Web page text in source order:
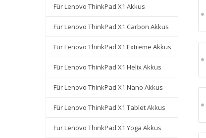
Für Lenovo ThinkPad X1 Akkus
Für Lenovo ThinkPad X1 Carbon Akkus
Für Lenovo ThinkPad X1 Extreme Akkus
Für Lenovo ThinkPad X1 Helix Akkus
Für Lenovo ThinkPad X1 Nano Akkus
Für Lenovo ThinkPad X1 Tablet Akkus
Für Lenovo ThinkPad X1 Yoga Akkus